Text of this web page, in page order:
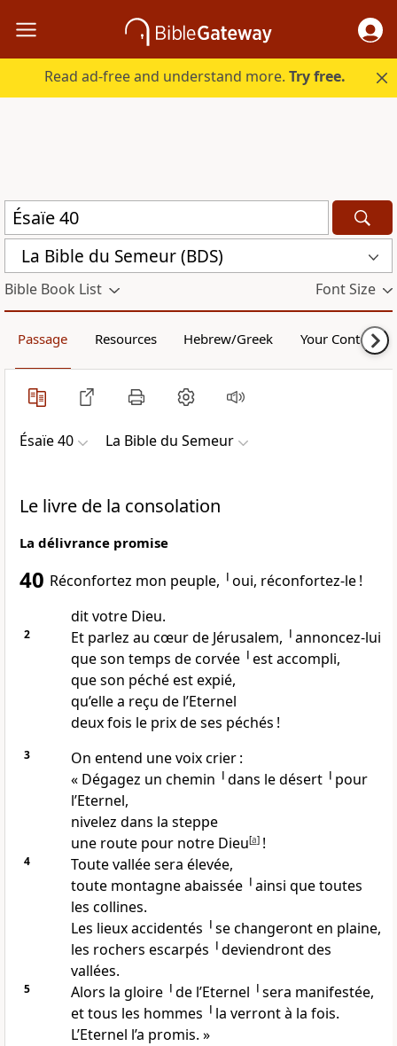
Read ad-free and understand more.Try free.
La Bible du Semeur (BDS)
Bible Book List Font Size
Passage Resources Hebrew/Greek Your Content
Ésaïe 40 La Bible du Semeur
Le livre de la consolation
La délivrance promise
40 Réconfortez mon peuple, ╵oui, réconfortez-le !
dit votre Dieu.
2
Et parlez au cœur de Jérusalem, ╵annoncez-lui
que son temps de corvée ╵est accompli,
que son péché est expié,
qu’elle a reçu de l’Eternel
deux fois le prix de ses péchés !
3
On entend une voix crier :
« Dégagez un chemin ╵dans le désert ╵pour
l’Eternel,
nivelez dans la steppe
une route pour notre Dieu[a]!
4
Toute vallée sera élevée,
toute montagne abaissée ╵ainsi que toutes
les collines.
Les lieux accidentés ╵se changeront en plaine,
les rochers escarpés ╵deviendront des
vallées.
5
Alors la gloire ╵de l’Eternel ╵sera manifestée,
et tous les hommes ╵la verront à la fois.
L’Eternel l’a promis. »